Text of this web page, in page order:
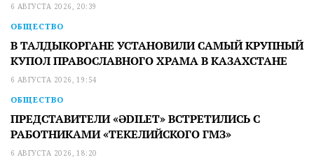
6 АВГУСТА 2026, 20:39
ОБЩЕСТВО
В ТАЛДЫКОРГАНЕ УСТАНОВИЛИ САМЫЙ КРУПНЫЙ
КУПОЛ ПРАВОСЛАВНОГО ХРАМА В КАЗАХСТАНЕ
6 АВГУСТА 2026, 19:54
ОБЩЕСТВО
ПРЕДСТАВИТЕЛИ «ӘDILET» ВСТРЕТИЛИСЬ С
РАБОТНИКАМИ «ТЕКЕЛИЙСКОГО ГМЗ»
6 АВГУСТА 2026, 18:20